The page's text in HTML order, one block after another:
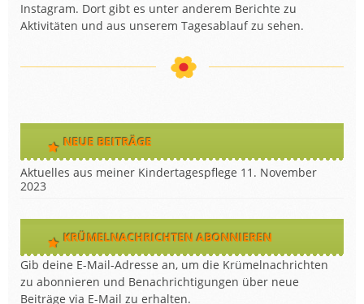
Instagram. Dort gibt es unter anderem Berichte zu
Aktivitäten und aus unserem Tagesablauf zu sehen.
NEUE BEITRÄGE
Aktuelles aus meiner Kindertagespflege 11. November
2023
KRÜMELNACHRICHTEN ABONNIEREN
Gib deine E-Mail-Adresse an, um die Krümelnachrichten
zu abonnieren und Benachrichtigungen über neue
Beiträge via E-Mail zu erhalten.